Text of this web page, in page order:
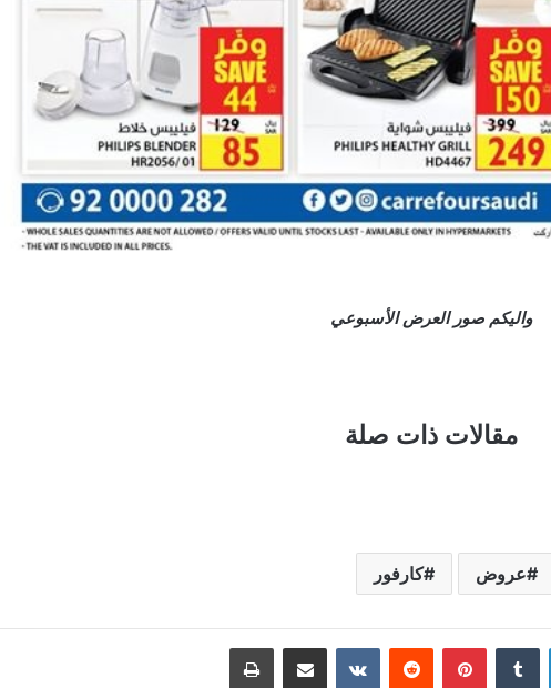
واليكم صور العرض الأسبوعي
مقالات ذات صلة
عروض كارفور
لينكدإن بينتيريست مشاركة عبر البريد طباعة